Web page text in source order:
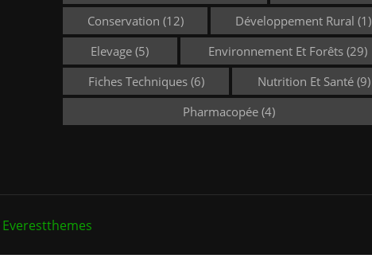
Conservation (12) Développement Rural (1)
Elevage (5) Environnement Et Forêts(29)
Fiches Techniques(6) Nutrition Et Santé(9)
Pharmacopée (4)
Everestthemes